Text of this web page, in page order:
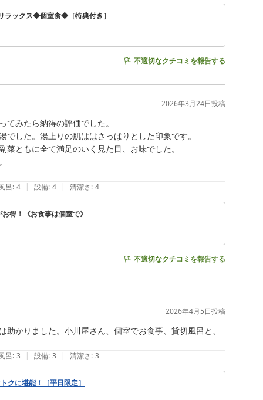
ラックス◆個室食◆［特典付き］
不適切なクチコミを報告する
2026年3月24日投稿
みたら納得の評価でした。
した。湯上りの肌ははさっぱりとした印象です。
ともに全て満足のいく見た目、お味でした。
呂: 4 | 設備: 4 | 清潔さ: 4
得！《お食事は個室で》
不適切なクチコミを報告する
2026年4月5日投稿
かりました。小川屋さん、個室でお食事、貸切風呂と、
呂: 3 | 設備: 3 | 清潔さ: 3
クに堪能！［平日限定］